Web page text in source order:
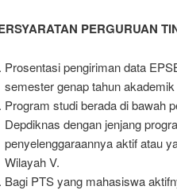
PERGURUAN
Prosentasi pengiriman data
semester genap tahun
Program studi berada di bawah
Depdiknas dengan jenjang
penyelenggaraannya aktif atau
Wilayah V.
Bagi PTS yang mahasiswa